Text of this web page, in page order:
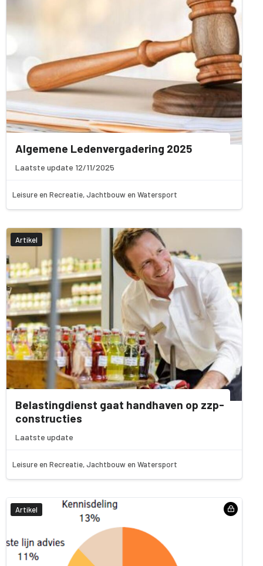
Algemene Ledenvergadering 2025
Laatste update 12/11/2025
Leisure en Recreatie, Jachtbouw en Watersport
Artikel
Belastingdienst gaat handhaven op zzp-
constructies
Laatste update
Leisure en Recreatie, Jachtbouw en Watersport
Artikel